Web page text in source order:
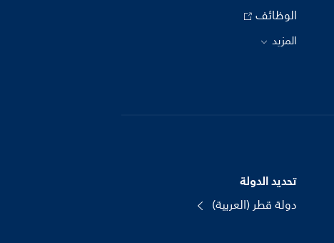
الوظائف
المزيد
تحديد الدولة
دولة قطر (العربية)